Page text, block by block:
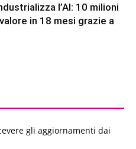
l’AI: 10 milioni
in 18 mesi grazie a
gli aggiornamenti dai